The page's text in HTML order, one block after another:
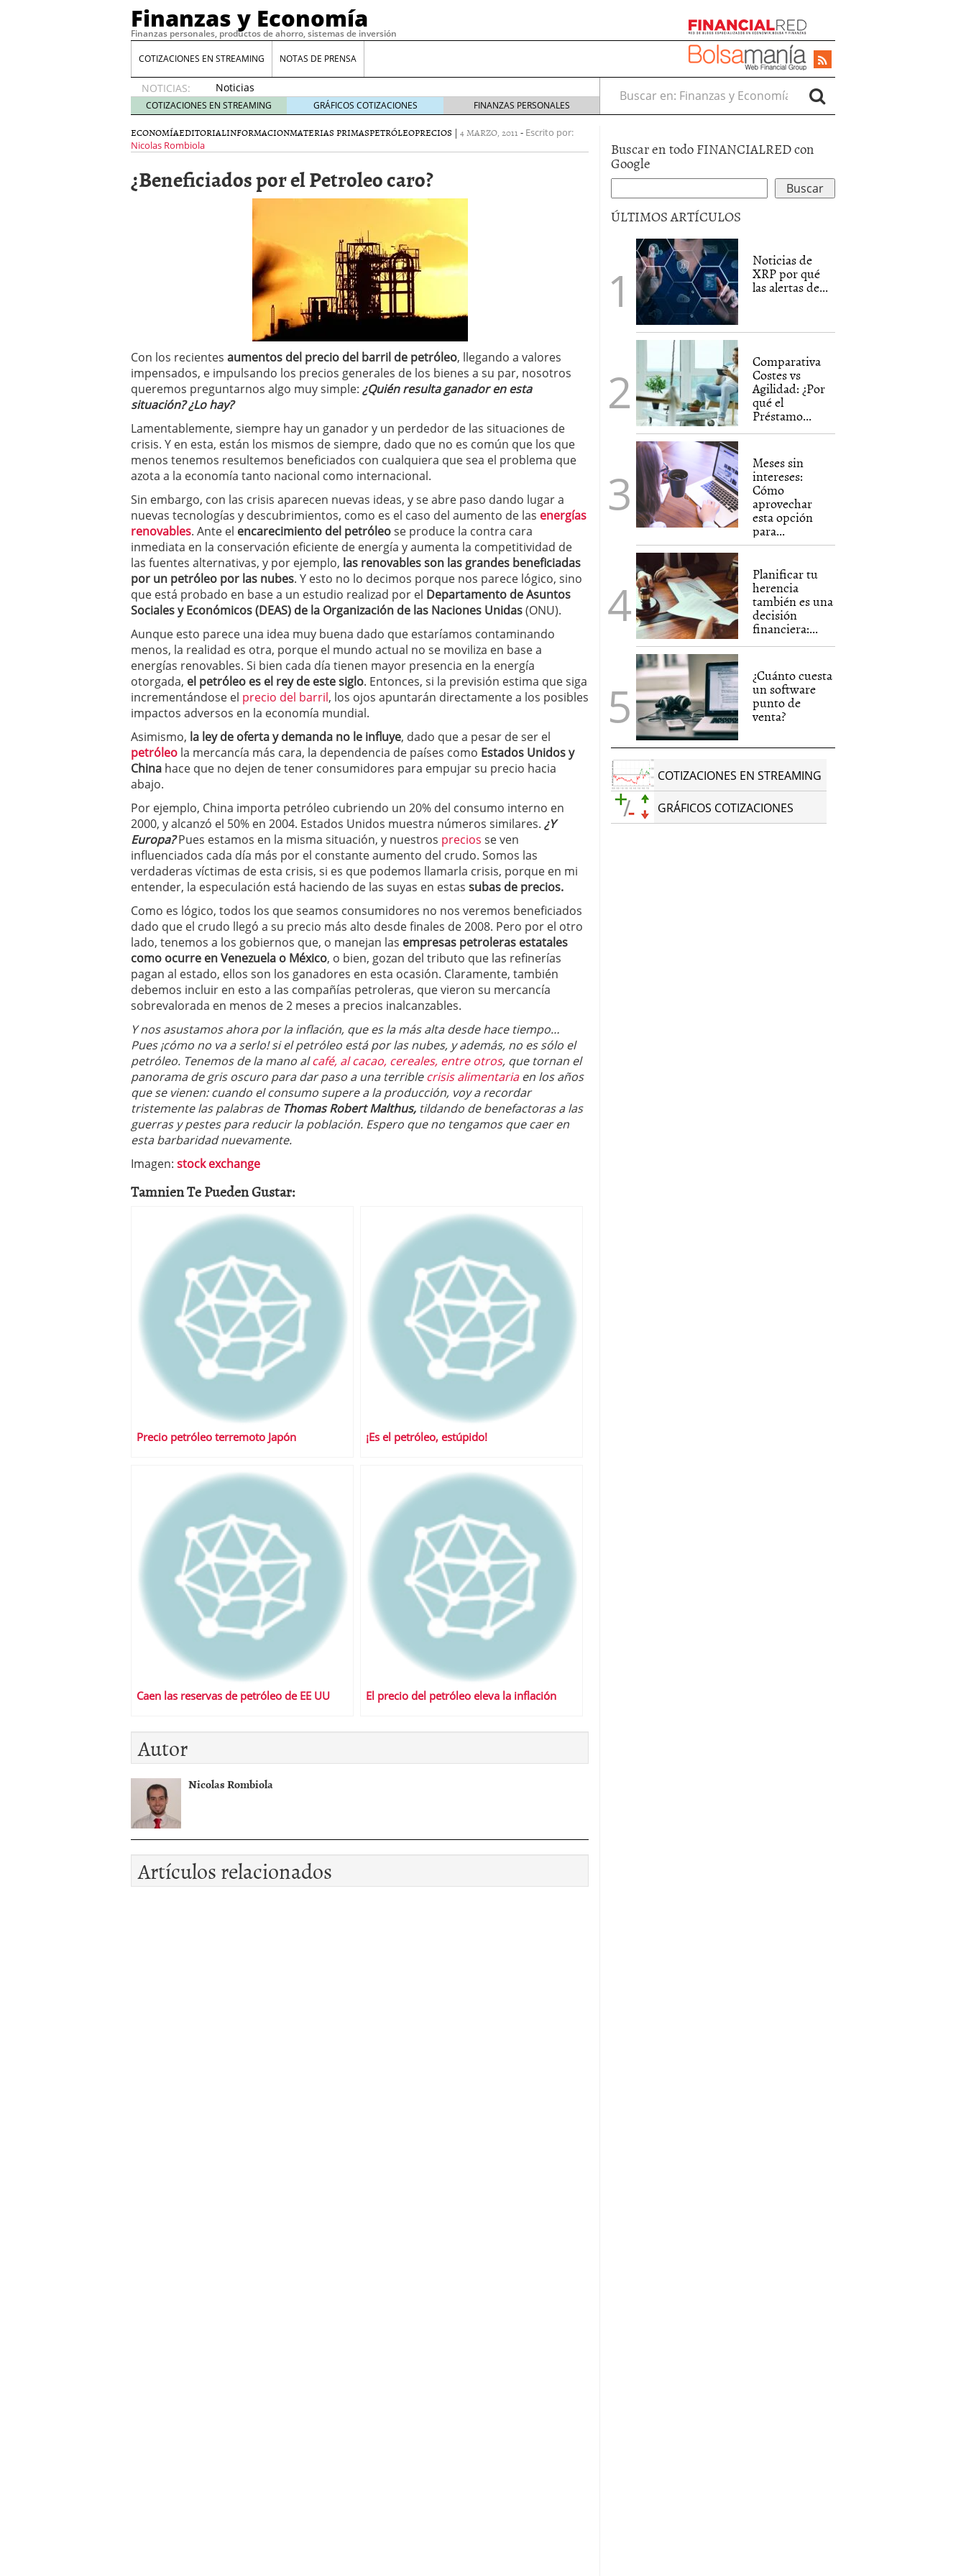
Finanzas y Economía
Finanzas personales, productos de ahorro, sistemas de inversión
COTIZACIONES EN STREAMING NOTAS DE PRENSA
NOTICIAS:
Noticias
de XRP
por qué
las
whales
suelen
Comparativa Costes vs Agilidad: ¿Por qué el Préstamo Promotor privado
acelera la rentabilidad?
12 de diciembre de 2025
Meses sin intereses: Cómo aprovechar esta opción para gestionar tus
24 de noviembre de 2025
Planificar tu herencia también es una decisión financiera: cómo anticiparte
21 de noviembre de 2025
¿Cuánto cuesta un software punto de venta? 3 de octubre de 2025
COTIZACIONES EN STREAMING GRÁFICOS COTIZACIONES FINANZAS PERSONALES
Buscar en:
ECONOMÍAEDITORIALINFORMACIONMATERIAS PRIMASPETRÓLEOPRECIOS | 4 MARZO, 2011 - Escrito por:
Nicolas Rombiola
¿Beneficiados por el Petroleo caro?
Con los recientes aumentos del precio del barril de petróleo, llegando a valores
impensados, e impulsando los precios generales de los bienes a su par, nosotros
queremos preguntarnos algo muy simple: ¿Quién resulta ganador en esta
situación? ¿Lo hay?
Lamentablemente, siempre hay un ganador y un perdedor de las situaciones de
crisis. Y en esta, están los mismos de siempre, dado que no es común que los que
menos tenemos resultemos beneficiados con cualquiera que sea el problema que
azota a la economía tanto nacional como internacional.
Sin embargo, con las crisis aparecen nuevas ideas, y se abre paso dando lugar a
nuevas tecnologías y descubrimientos, como es el caso del aumento de las energías
renovables. Ante el encarecimiento del petróleose produce la contra cara
inmediata en la conservación eficiente de energía y aumenta la competitividad de
las fuentes alternativas, y por ejemplo, las renovables son las grandes beneficiadas
por un petróleo por las nubes. Y esto no lo decimos porque nos parece lógico, sino
que está probado en base a un estudio realizad por el Departamento de Asuntos
Sociales y Económicos (DEAS) de la Organización de las Naciones Unidas(ONU).
Aunque esto parece una idea muy buena dado que estaríamos contaminando
menos, la realidad es otra, porque el mundo actual no se moviliza en base a
energías renovables. Si bien cada día tienen mayor presencia en la energía
otorgada, el petróleo es el rey de este siglo. Entonces, si la previsión estima que siga
incrementándose el precio del barril, los ojos apuntarán directamente a los posibles
impactos adversos en la economía mundial.
Asimismo, la ley de oferta y demanda no le influye, dado que a pesar de ser el
petróleo la mercancía más cara, la dependencia de países como Estados Unidos y
China hace que no dejen de tener consumidores para empujar su precio hacia
abajo.
Por ejemplo, China importa petróleo cubriendo un 20% del consumo interno en
2000, y alcanzó el 50% en 2004. Estados Unidos muestra números similares. ¿Y
Europa?Pues estamos en la misma situación, y nuestros precios se ven
influenciados cada día más por el constante aumento del crudo. Somos las
verdaderas víctimas de esta crisis, si es que podemos llamarla crisis, porque en mi
entender, la especulación está haciendo de las suyas en estas subas de precios.
Como es lógico, todos los que seamos consumidores no nos veremos beneficiados
dado que el crudo llegó a su precio más alto desde finales de 2008. Pero por el otro
lado, tenemos a los gobiernos que, o manejan las empresas petroleras estatales
como ocurre en Venezuela o México, o bien, gozan del tributo que las refinerías
pagan al estado, ellos son los ganadores en esta ocasión. Claramente, también
debemos incluir en esto a las compañías petroleras, que vieron su mercancía
sobrevalorada en menos de 2 meses a precios inalcanzables.
Y nos asustamos ahora por la inflación, que es la más alta desde hace tiempo…
Pues ¡cómo no va a serlo! si el petróleo está por las nubes, y además, no es sólo el
petróleo. Tenemos de la mano alcafé, al cacao, cereales, entre otros, que tornan el
panorama de gris oscuro para dar paso a una terriblecrisis alimentariaen los años
que se vienen: cuando el consumo supere a la producción, voy a recordar
tristemente las palabras de Thomas Robert Malthus, tildando de benefactoras a las
guerras y pestes para reducir la población. Espero que no tengamos que caer en
esta barbaridad nuevamente.
Imagen: stock exchange
Tamnien Te Pueden Gustar:
Precio petróleo terremoto Japón ¡Es el petróleo, estúpido!
Caen las reservas de petróleo de EE UU El precio del petróleo eleva la inflación
Autor
Nicolas Rombiola
Artículos relacionados
Buscar en todo FINANCIALRED con
Google
ÚLTIMOS ARTÍCULOS
Noticias de
XRP por qué
las alertas de...
Comparativa
Costes vs
Agilidad: ¿Por
qué el
Préstamo...
Meses sin
intereses:
Cómo
aprovechar
esta opción
para...
Planificar tu
herencia
también es una
decisión
financiera:...
¿Cuánto cuesta
un software
punto de
venta?
COTIZACIONES EN STREAMING
GRÁFICOS COTIZACIONES